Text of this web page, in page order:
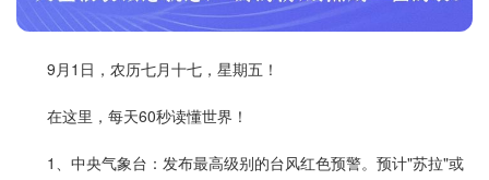
9月1日，农历七月十七，星期五！
在这里，每天60秒读懂世界！
1、中央气象台：发布最高级别的台风红色预警。预计"苏拉"或